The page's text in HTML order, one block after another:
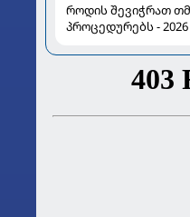
როდის შევიჭრათ
პროცედურებს -